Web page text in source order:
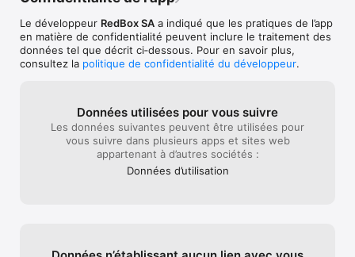
Le développeur RedBox SA a indiqué que les pratiques de l’app
en matière de confidentialité peuvent inclure le traitement des
données tel que décrit ci‑dessous. Pour en savoir plus,
consultez la politique de confidentialité du développeur.
Données utilisées pour vous suivre
Les données suivantes peuvent être utilisées pour
vous suivre dans plusieurs apps et sites web
appartenant à d’autres sociétés :
Données d’utilisation